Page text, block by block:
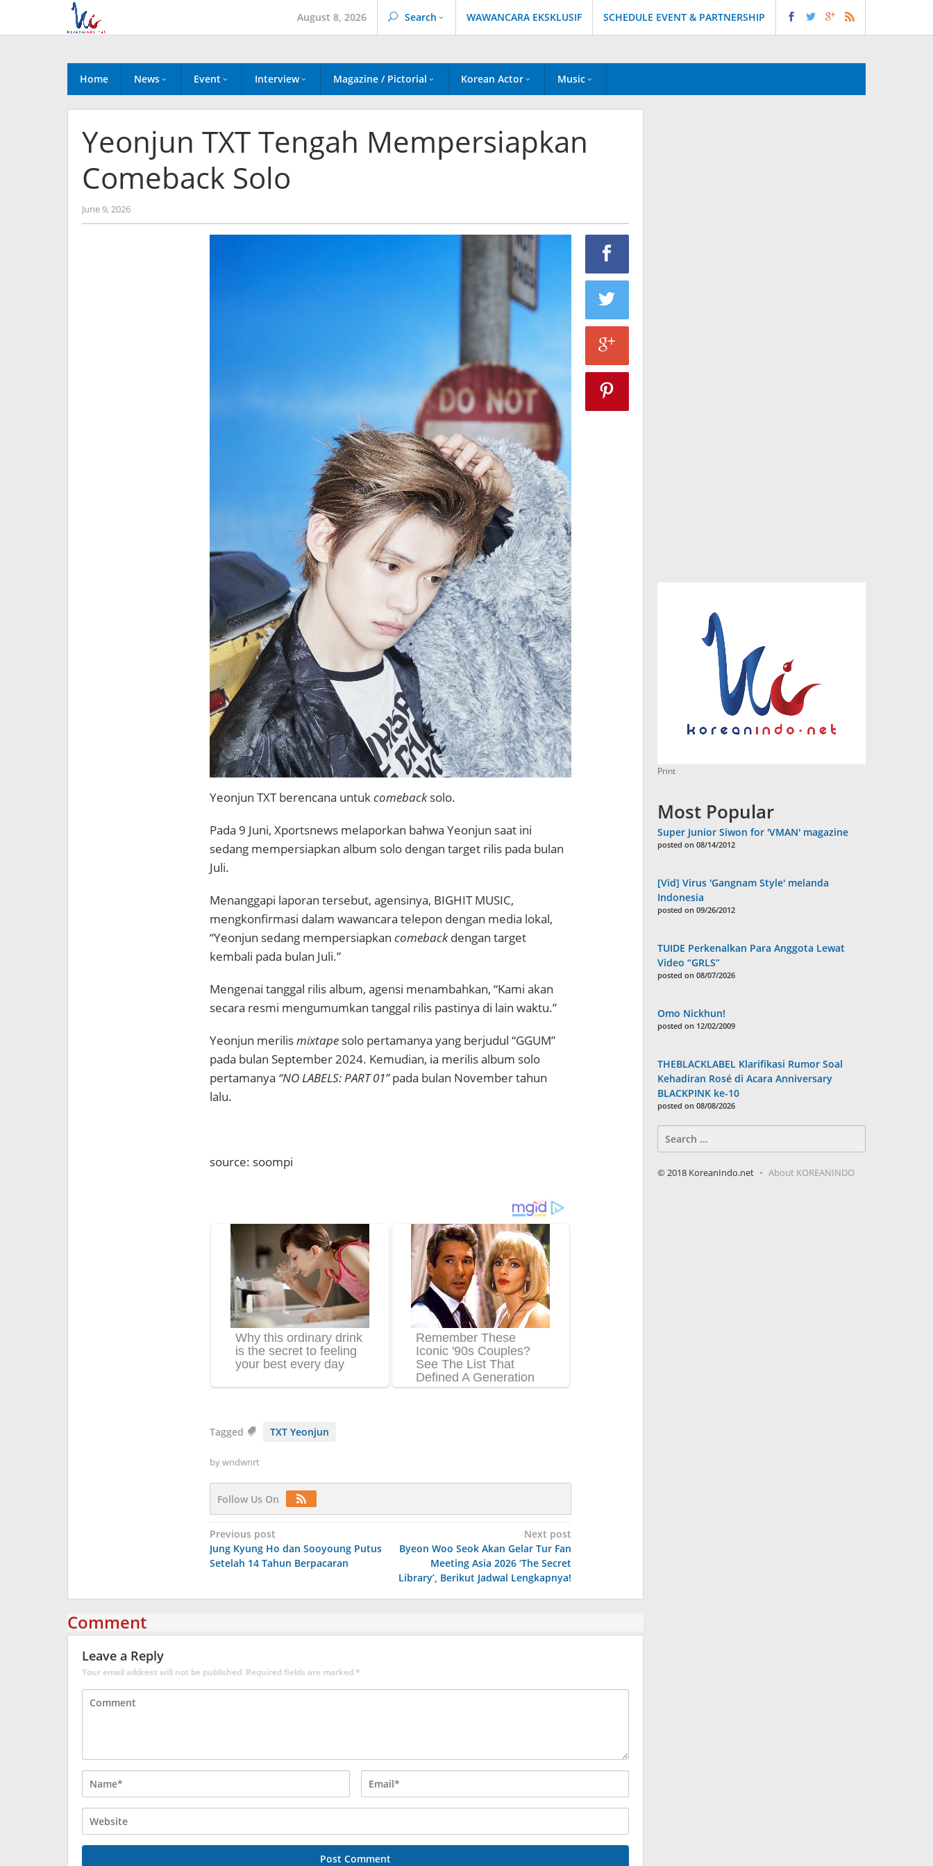
content
August 8, 2026 Search WAWANCARA EKSKLUSIF SCHEDULE EVENT & PARTNERSHIP
Home News Event Interview Magazine / Pictorial Korean Actor Music
Yeonjun TXT Tengah Mempersiapkan
Comeback Solo
June 9, 2026by
wndwnrt
Yeonjun TXT berencana untukcomebacksolo.
Pada 9 Juni, Xportsnews melaporkan bahwa Yeonjun saat ini
sedang mempersiapkan album solo dengan target rilis pada bulan
Juli.
Menanggapi laporan tersebut, agensinya, BIGHIT MUSIC,
mengkonfirmasi dalam wawancara telepon dengan media lokal,
“Yeonjun sedang mempersiapkan comebackdengan target
kembali pada bulan Juli.”
Mengenai tanggal rilis album, agensi menambahkan, “Kami akan
secara resmi mengumumkan tanggal rilis pastinya di lain waktu.”
Yeonjun merilismixtapesolo pertamanya yang berjudul “GGUM”
pada bulan September 2024. Kemudian, ia merilis album solo
pertamanya “NO LABELS: PART 01”pada bulan November tahun
lalu.
source: soompi
Tagged TXT Yeonjun
bywndwnrt
Follow Us On
Post
navigation
Previous post
Jung Kyung Ho dan Sooyoung Putus
Setelah 14 Tahun Berpacaran
Next post
Byeon Woo Seok Akan Gelar Tur Fan
Meeting Asia 2026 ‘The Secret
Library’, Berikut Jadwal Lengkapnya!
Comment
Leave a Reply
Your email address will not be published. Required fields are marked*
Print
Most Popular
Super Junior Siwon for 'VMAN' magazine
posted on 08/14/2012
[Vid] Virus 'Gangnam Style' melanda
Indonesia
posted on 09/26/2012
TUIDE Perkenalkan Para Anggota Lewat
Video “GRLS”
posted on 08/07/2026
Omo Nickhun!
posted on 12/02/2009
THEBLACKLABEL Klarifikasi Rumor Soal
Kehadiran Rosé di Acara Anniversary
BLACKPINK ke-10
posted on 08/08/2026
for:
© 2018 KoreanIndo.net About KOREANINDO